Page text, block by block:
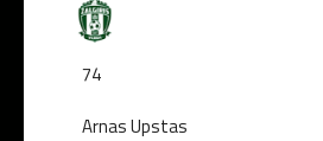
74
Arnas Upstas